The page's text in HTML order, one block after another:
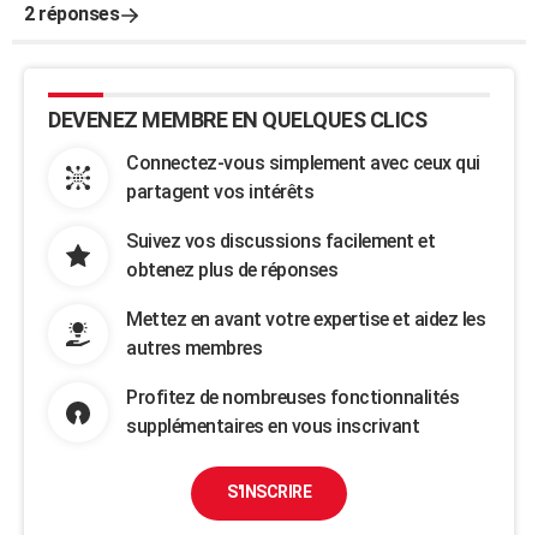
2 réponses
DEVENEZ MEMBRE EN QUELQUES CLICS
Connectez-vous simplement avec ceux qui
partagent vos intérêts
Suivez vos discussions facilement et
obtenez plus de réponses
Mettez en avant votre expertise et aidez les
autres membres
Profitez de nombreuses fonctionnalités
supplémentaires en vous inscrivant
S'INSCRIRE